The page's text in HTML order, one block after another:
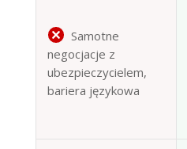
Samotne
negocjacje z
ubezpieczycielem,
bariera językowa